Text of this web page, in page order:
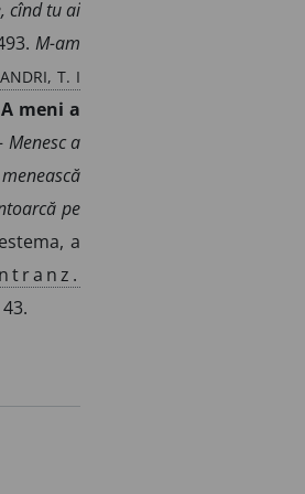
cînd tu ai
M-am
T. I
A meni a
Menesc a
pe
a
43.